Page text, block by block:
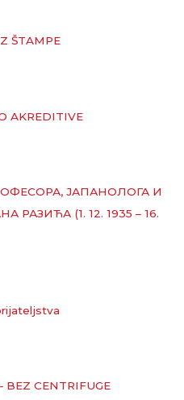
ŠTAMPE
AKREDITIVE
ЈАПАНОЛОГА И
(1. 12. 1935 – 16.
BEZ CENTRIFUGE